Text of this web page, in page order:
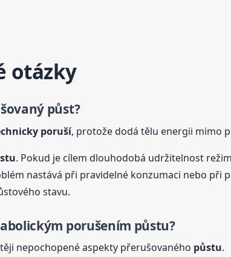
otázky
půst?
poruší, protože dodá tělu energii mimo
. Pokud je cílem dlouhodobá udržitelnost
nastává při pravidelné konzumaci nebo při
stavu.
porušením půstu?
nepochopené aspekty přerušovaného půstu.